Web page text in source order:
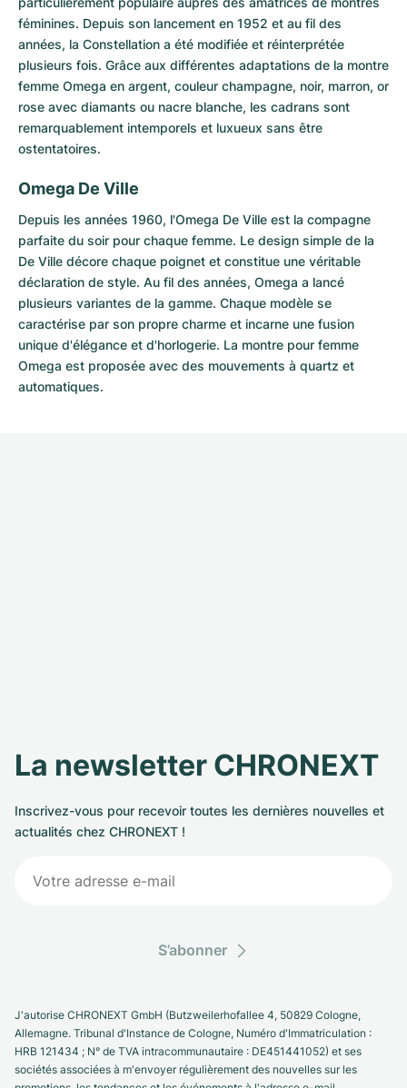
féminines. Depuis son lancement en 1952 et au fil des
années, la Constellation a été modifiée et réinterprétée
plusieurs fois. Grâce aux différentes adaptations de la montre
femme Omega en argent, couleur champagne, noir, marron, or
rose avec diamants ou nacre blanche, les cadrans sont
remarquablement intemporels et luxueux sans être
ostentatoires.
Omega De Ville
Depuis les années 1960, l'Omega De Ville est la compagne
parfaite du soir pour chaque femme. Le design simple de la
De Ville décore chaque poignet et constitue une véritable
déclaration de style. Au fil des années, Omega a lancé
plusieurs variantes de la gamme. Chaque modèle se
caractérise par son propre charme et incarne une fusion
unique d'élégance et d'horlogerie. La montre pour femme
Omega est proposée avec des mouvements à quartz et
automatiques.
La newsletter CHRONEXT
Inscrivez-vous pour recevoir toutes les dernières nouvelles et
actualités chez CHRONEXT !
S’abonner
J'autorise CHRONEXT GmbH (Butzweilerhofallee 4, 50829 Cologne,
Allemagne. Tribunal d'Instance de Cologne, Numéro d'Immatriculation :
HRB 121434 ; N° de TVA intracommunautaire : DE451441052) et ses
sociétés associées à m'envoyer régulièrement des nouvelles sur les